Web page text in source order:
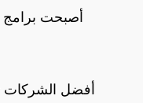
أصبحت برامج
أفضل الشركات